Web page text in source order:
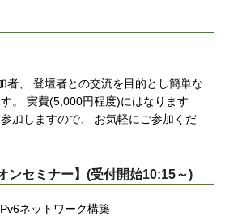
者、 登壇者との交流を目的とし簡単な
。 実費(5,000円程度)にはなります
加しますので、 お気軽にご参加くだ
ンセミナー】(受付開始10:15～)
ネットワーク構築